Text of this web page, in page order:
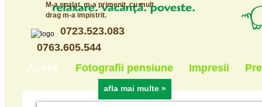
0723.523.083
0763.605.544
Acasa
Fotografii pensiune Impresii
M-a spalat, m-a primenit, cu mult
drag m-a impistrit.
afla mai multe »